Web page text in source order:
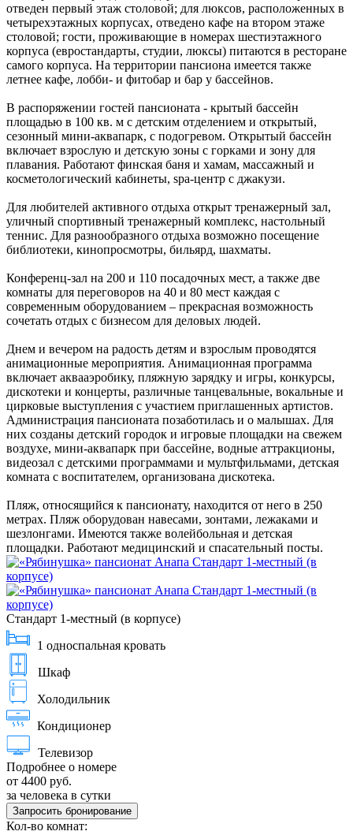
отведен первый этаж столовой; для люксов, расположенных в
четырехэтажных корпусах, отведено кафе на втором этаже
столовой; гости, проживающие в номерах шестиэтажного
корпуса (евростандарты, студии, люксы) питаются в ресторане
самого корпуса. На территории пансиона имеется также
летнее кафе, лобби- и фитобар и бар у бассейнов.
В распоряжении гостей пансионата - крытый бассейн
площадью в 100 кв. м с детским отделением и открытый,
сезонный мини-аквапарк, с подогревом. Открытый бассейн
включает взрослую и детскую зоны с горками и зону для
плавания. Работают финская баня и хамам, массажный и
косметологический кабинеты, spa-центр с джакузи.
Для любителей активного отдыха открыт тренажерный зал,
уличный спортивный тренажерный комплекс, настольный
теннис. Для разнообразного отдыха возможно посещение
библиотеки, кинопросмотры, бильярд, шахматы.
Конференц-зал на 200 и 110 посадочных мест, а также две
комнаты для переговоров на 40 и 80 мест каждая с
современным оборудованием – прекрасная возможность
сочетать отдых с бизнесом для деловых людей.
Днем и вечером на радость детям и взрослым проводятся
анимационные мероприятия. Анимационная программа
включает аквааэробику, пляжную зарядку и игры, конкурсы,
дискотеки и концерты, различные танцевальные, вокальные и
цирковые выступления с участием приглашенных артистов.
Администрация пансионата позаботилась и о малышах. Для
них созданы детский городок и игровые площадки на свежем
воздухе, мини-аквапарк при бассейне, водные аттракционы,
видеозал с детскими программами и мультфильмами, детская
комната с воспитателем, организована дискотека.
Пляж, относящийся к пансионату, находится от него в 250
метрах. Пляж оборудован навесами, зонтами, лежаками и
шезлонгами. Имеются также волейбольная и детская
площадки. Работают медицинский и спасательный посты.
Стандарт 1-местный (в корпусе)
1 односпальная кровать
Шкаф
Холодильник
Кондиционер
Телевизор
Подробнее о номере
от 4400 руб.
за человека в сутки
Запросить бронирование
Кол-во комнат: